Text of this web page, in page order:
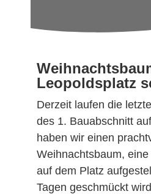
Leopoldsplatz
Derzeit laufen die
des 1. Bauabschnitt
haben wir einen
Weihnachtsbaum,
auf dem Platz
Tagen geschmückt